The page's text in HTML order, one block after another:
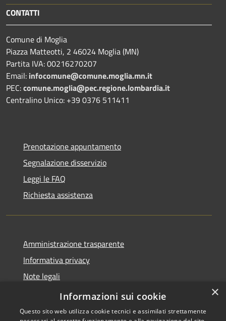
CONTATTI
Comune di Moglia
Piazza Matteotti, 2 46024 Moglia (MN)
Partita IVA: 00216270207
Email: infocomune@comune.moglia.mn.it
PEC:comune.moglia@pec.regione.lombardia.it
Centralino Unico: +39 0376 511411
Prenotazione appuntamento
Segnalazione disservizio
Leggi le FAQ
Richiesta assistenza
Amministrazione trasparente
Informativa privacy
Note legali
Dichiarazione di accessibilità
×
Informazioni sui cookie
Questo sito web utilizza cookie tecnici e assimilati strettamente